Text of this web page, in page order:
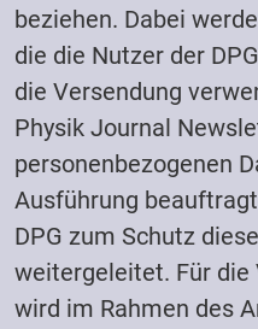
beziehen. Dabei
die die Nutzer der
die Versendung
Physik Journal
personenbezogenen
Ausführung
DPG zum Schutz
weitergeleitet. Für die
wird im Rahmen des